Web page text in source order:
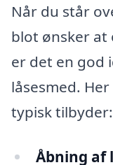
Når du står
blot ønsker at
er det en god
låsesmed.
typisk tilbyder:
Åbning af